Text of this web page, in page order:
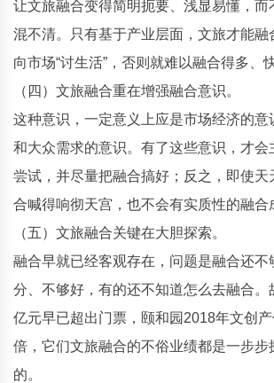
让文旅融合变得简明扼要、浅显易懂，而
混不清。只有基于产业层面，文旅才能融
向市场“讨生活”，否则就难以融合得多、
（四）文旅融合重在增强融合意识。
这种意识，一定意义上应是市场经济的意
和大众需求的意识。有了这些意识，才会
尝试，并尽量把融合搞好；反之，即使天
合喊得响彻天宫，也不会有实质性的融合
（五）文旅融合关键在大胆探索。
融合早就已经客观存在，问题是融合还不
分、不够好，有的还不知道怎么去融合。
亿元早已超出门票，颐和园2018年文创
倍，它们文旅融合的不俗业绩都是一步步
的。